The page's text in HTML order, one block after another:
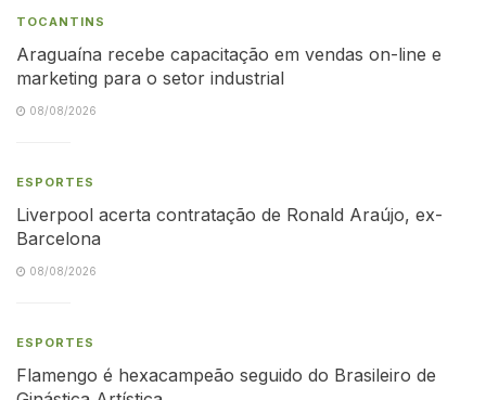
TOCANTINS
Araguaína recebe capacitação em vendas on-line e
marketing para o setor industrial
08/08/2026
ESPORTES
Liverpool acerta contratação de Ronald Araújo, ex-
Barcelona
08/08/2026
ESPORTES
Flamengo é hexacampeão seguido do Brasileiro de